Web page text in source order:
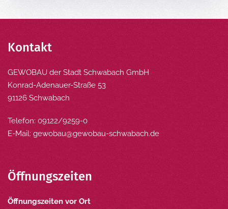
Kontakt
GEWOBAU der Stadt Schwabach GmbH
Konrad-Adenauer-Straße 53
91126 Schwabach
Telefon: 09122/9259-0
E-Mail: gewobau@gewobau-schwabach.de
Öffnungszeiten
Öffnungszeiten vor Ort